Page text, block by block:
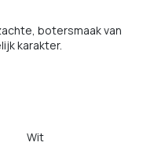
botersmaak van
karakter.
Wit